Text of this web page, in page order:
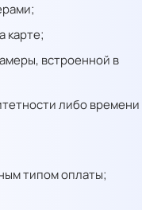
карте;
встроенной в
либо времени
типом оплаты;